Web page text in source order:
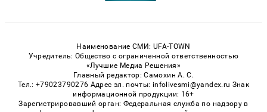
Наименование СМИ: UFA-TOWN
Учредитель: Общество с ограниченной ответственностью
«Лучшие Медиа Решения»
Главный редактор: Самохин А. С.
Тел.: +79023790276 Адрес эл. почты: infolivesmi@yandex.ru Знак
информационной продукции: 16+
Зарегистрировавший орган: Федеральная служба по надзору в